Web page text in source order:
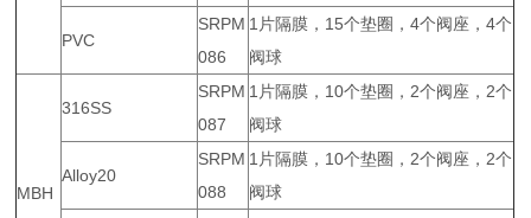
PVC
SRPM
086
1片隔膜，15个垫圈，4个阀座，4个
阀球
MBH
316SS
SRPM
087
1片隔膜，10个垫圈，2个阀座，2个
阀球
Alloy20
SRPM
088
1片隔膜，10个垫圈，2个阀座，2个
阀球